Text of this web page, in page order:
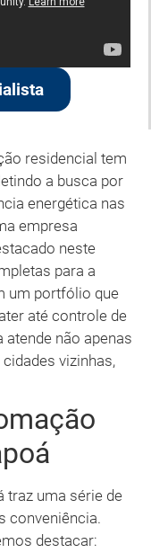
residencial tem
a busca por
energética nas
empresa
neste
para a
um portfólio que
até controle de
não apenas
vizinhas,
traz uma série de
conveniência.
destacar: